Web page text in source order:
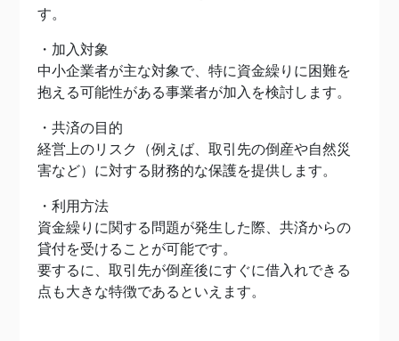
す。
・加入対象
中小企業者が主な対象で、特に資金繰りに困難を
抱える可能性がある事業者が加入を検討します。
・共済の目的
経営上のリスク（例えば、取引先の倒産や自然災
害など）に対する財務的な保護を提供します。
・利用方法
資金繰りに関する問題が発生した際、共済からの
貸付を受けることが可能です。
要するに、取引先が倒産後にすぐに借入れできる
点も大きな特徴であるといえます。